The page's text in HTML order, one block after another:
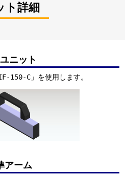
ト詳細
ニット
150-C」を使用します。
アーム